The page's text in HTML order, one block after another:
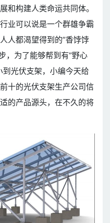
和构建人类命运共同体。
业可以说是一个群雄争霸
人都渴望得到的”香饽饽
，为了能够帮到有”野心
光伏支架，小编今天给
十的光伏支架生产公司信
的产品源头，在不久的将